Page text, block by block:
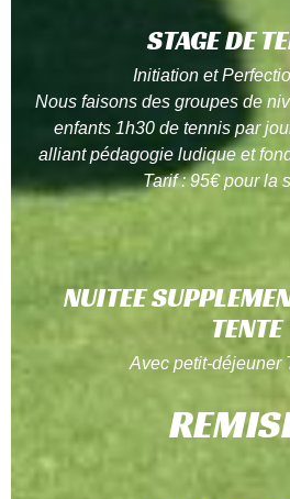
STAGE DE
Initiation et
Nous faisons des groupes de
enfants 1h30 de tennis par
alliant pédagogie ludique et
Tarif : 95€ pour la
NUITEE
TENTE
Avec petit-déjeuner